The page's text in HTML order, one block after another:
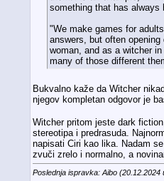
something that has always
"We make games for
answers, but often
woman, and as a witcher
many of those different
Bukvalno kaže da Witcher
njegov kompletan odgovor je
Witcher pritom jeste dark
stereotipa i predrasuda.
napisati Ciri kao lika. Nadam
zvuči zrelo i normalno, a
Poslednja ispravka: Aibo (20.12.2024